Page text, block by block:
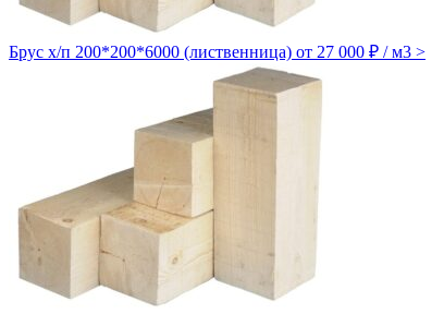
Брус х/п 200*200*6000 (лиственница) от 27 000 ₽ / м3 >